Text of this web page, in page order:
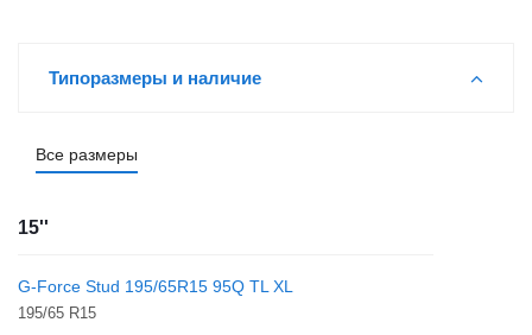
Типоразмеры и наличие
Все размеры
15''
G-Force Stud 195/65R15 95Q TL XL
195/65 R15